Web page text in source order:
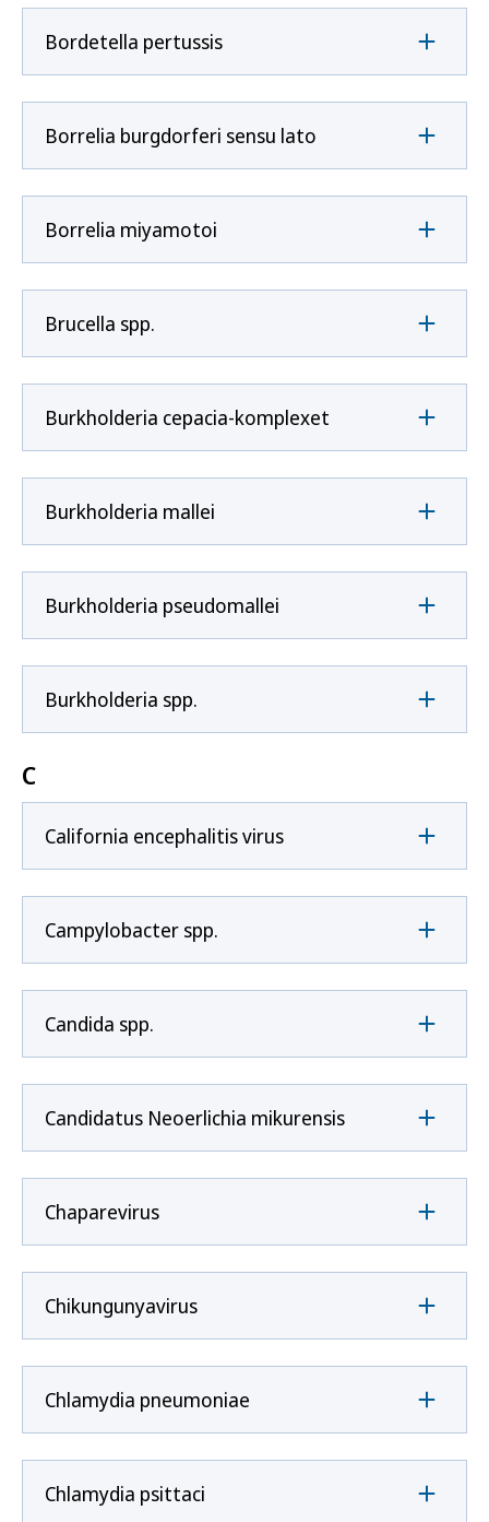
Bordetella pertussis
Borrelia burgdorferi sensu lato
Borrelia miyamotoi
Brucella spp.
Burkholderia cepacia-komplexet
Burkholderia mallei
Burkholderia pseudomallei
Burkholderia spp.
C
California encephalitis virus
Campylobacter spp.
Candida spp.
Candidatus Neoerlichia mikurensis
Chaparevirus
Chikungunyavirus
Chlamydia pneumoniae
Chlamydia psittaci